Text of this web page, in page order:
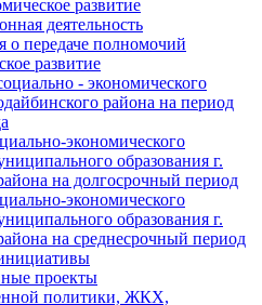
развитие
деятельность
о передаче полномочий
развитие
- экономического
района на период
экономического
образования г.
на долгосрочный период
экономического
образования г.
на среднесрочный период
проекты
политики, ЖКХ,